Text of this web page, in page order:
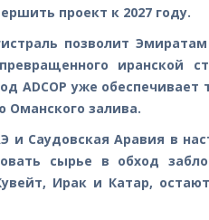
проект к 2027 году.
позволит
иранской
ADCOP уже
Оманского залива.
и Саудовская Аравия в
сырье в обход
Ирак и Катар,